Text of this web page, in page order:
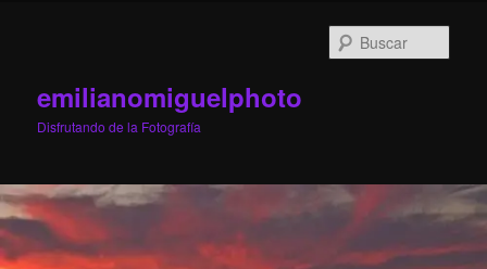
emilianomiguelphoto
Disfrutando de la Fotografía